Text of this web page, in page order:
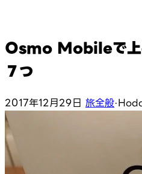
Osmo Mobileで上
７つ
2017年12月29日 旅全般·